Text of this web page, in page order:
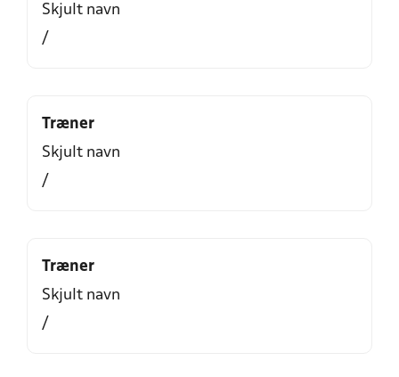
Skjult navn
/
Træner
Skjult navn
/
Træner
Skjult navn
/